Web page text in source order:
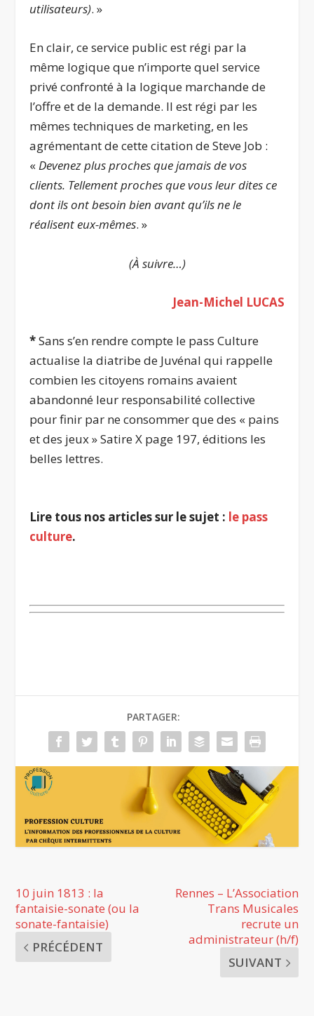
utilisateurs). »
En clair, ce service public est régi par la
même logique que n’importe quel service
privé confronté à la logique marchande de
l’offre et de la demande. Il est régi par les
mêmes techniques de marketing, en les
agrémentant de cette citation de Steve Job :
«Devenez plus proches que jamais de vos
clients. Tellement proches que vous leur dites ce
dont ils ont besoin bien avant qu’ils ne le
réalisent eux-mêmes. »
(À suivre…)
Jean-Michel LUCAS
*Sans s’en rendre compte le pass Culture
actualise la diatribe de Juvénal qui rappelle
combien les citoyens romains avaient
abandonné leur responsabilité collective
pour finir par ne consommer que des « pains
et des jeux » Satire X page 197, éditions les
belles lettres.
Lire tous nos articles sur le sujet : le pass
culture.
PARTAGER:
10 juin 1813 : la
fantaisie-sonate (ou la
sonate-fantaisie)
PRÉCÉDENT
Rennes – L’Association
Trans Musicales
recrute un
administrateur (h/f)
SUIVANT